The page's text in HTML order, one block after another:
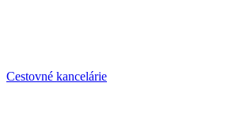
Cestovné kancelárie